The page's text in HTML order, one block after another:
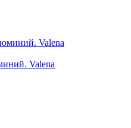
Valena